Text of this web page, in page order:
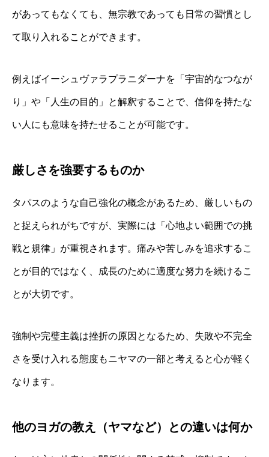
があってもなくても、無宗教であっても日常の習慣とし
て取り入れることができます。
例えばイーシュヴァラプラニダーナを「宇宙的なつなが
り」や「人生の目的」と解釈することで、信仰を持たな
い人にも意味を持たせることが可能です。
厳しさを強要するものか
タパスのような自己強化の概念があるため、厳しいもの
と捉えられがちですが、実際には「心地よい範囲での挑
戦と規律」が重視されます。痛みや苦しみを追求するこ
とが目的ではなく、成長のために適度な努力を続けるこ
とが大切です。
強制や完璧主義は挫折の原因となるため、失敗や不完全
さを受け入れる態度もニヤマの一部と考えると心が軽く
なります。
他のヨガの教え（ヤマなど）との違いは何か